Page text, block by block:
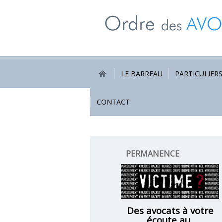
LE BARREAU PARTICULIERS
CONTACT
PERMANENCE
VICTIMES
Des avocats à votre